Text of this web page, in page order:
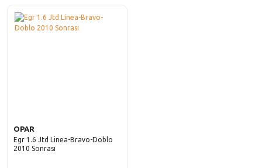
OPAR
Egr 1.6 Jtd Linea-Bravo-Doblo
2010 Sonrası